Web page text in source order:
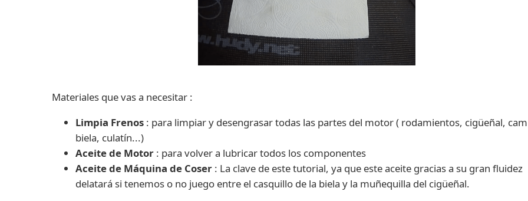
Materiales que vas a necesitar :
Limpia Frenos : para limpiar y desengrasar todas las partes del motor ( rodamientos, cigüeñal,
biela, culatín...)
Aceite de Motor : para volver a lubricar todos los componentes
Aceite de Máquina de Coser : La clave de este tutorial, ya que este aceite gracias a su gran fluidez
delatará si tenemos o no juego entre el casquillo de la biela y la muñequilla del cigüeñal.